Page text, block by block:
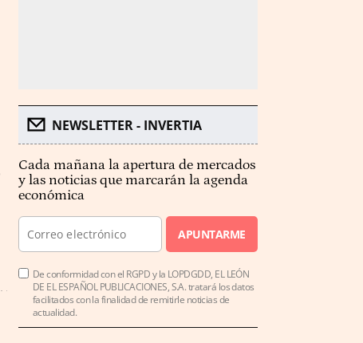
NEWSLETTER - INVERTIA
Cada mañana la apertura de mercados
y las noticias que marcarán la agenda
económica
APUNTARME
De conformidad con el RGPD y la LOPDGDD, EL LEÓN
DE EL ESPAÑOL PUBLICACIONES, S.A. tratará los datos
facilitados con la finalidad de remitirle noticias de
actualidad.